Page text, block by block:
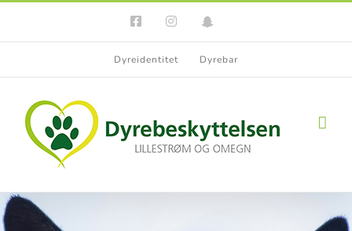
FacebookInstagram
Snapchat
Dyreidentitet Dyrebar